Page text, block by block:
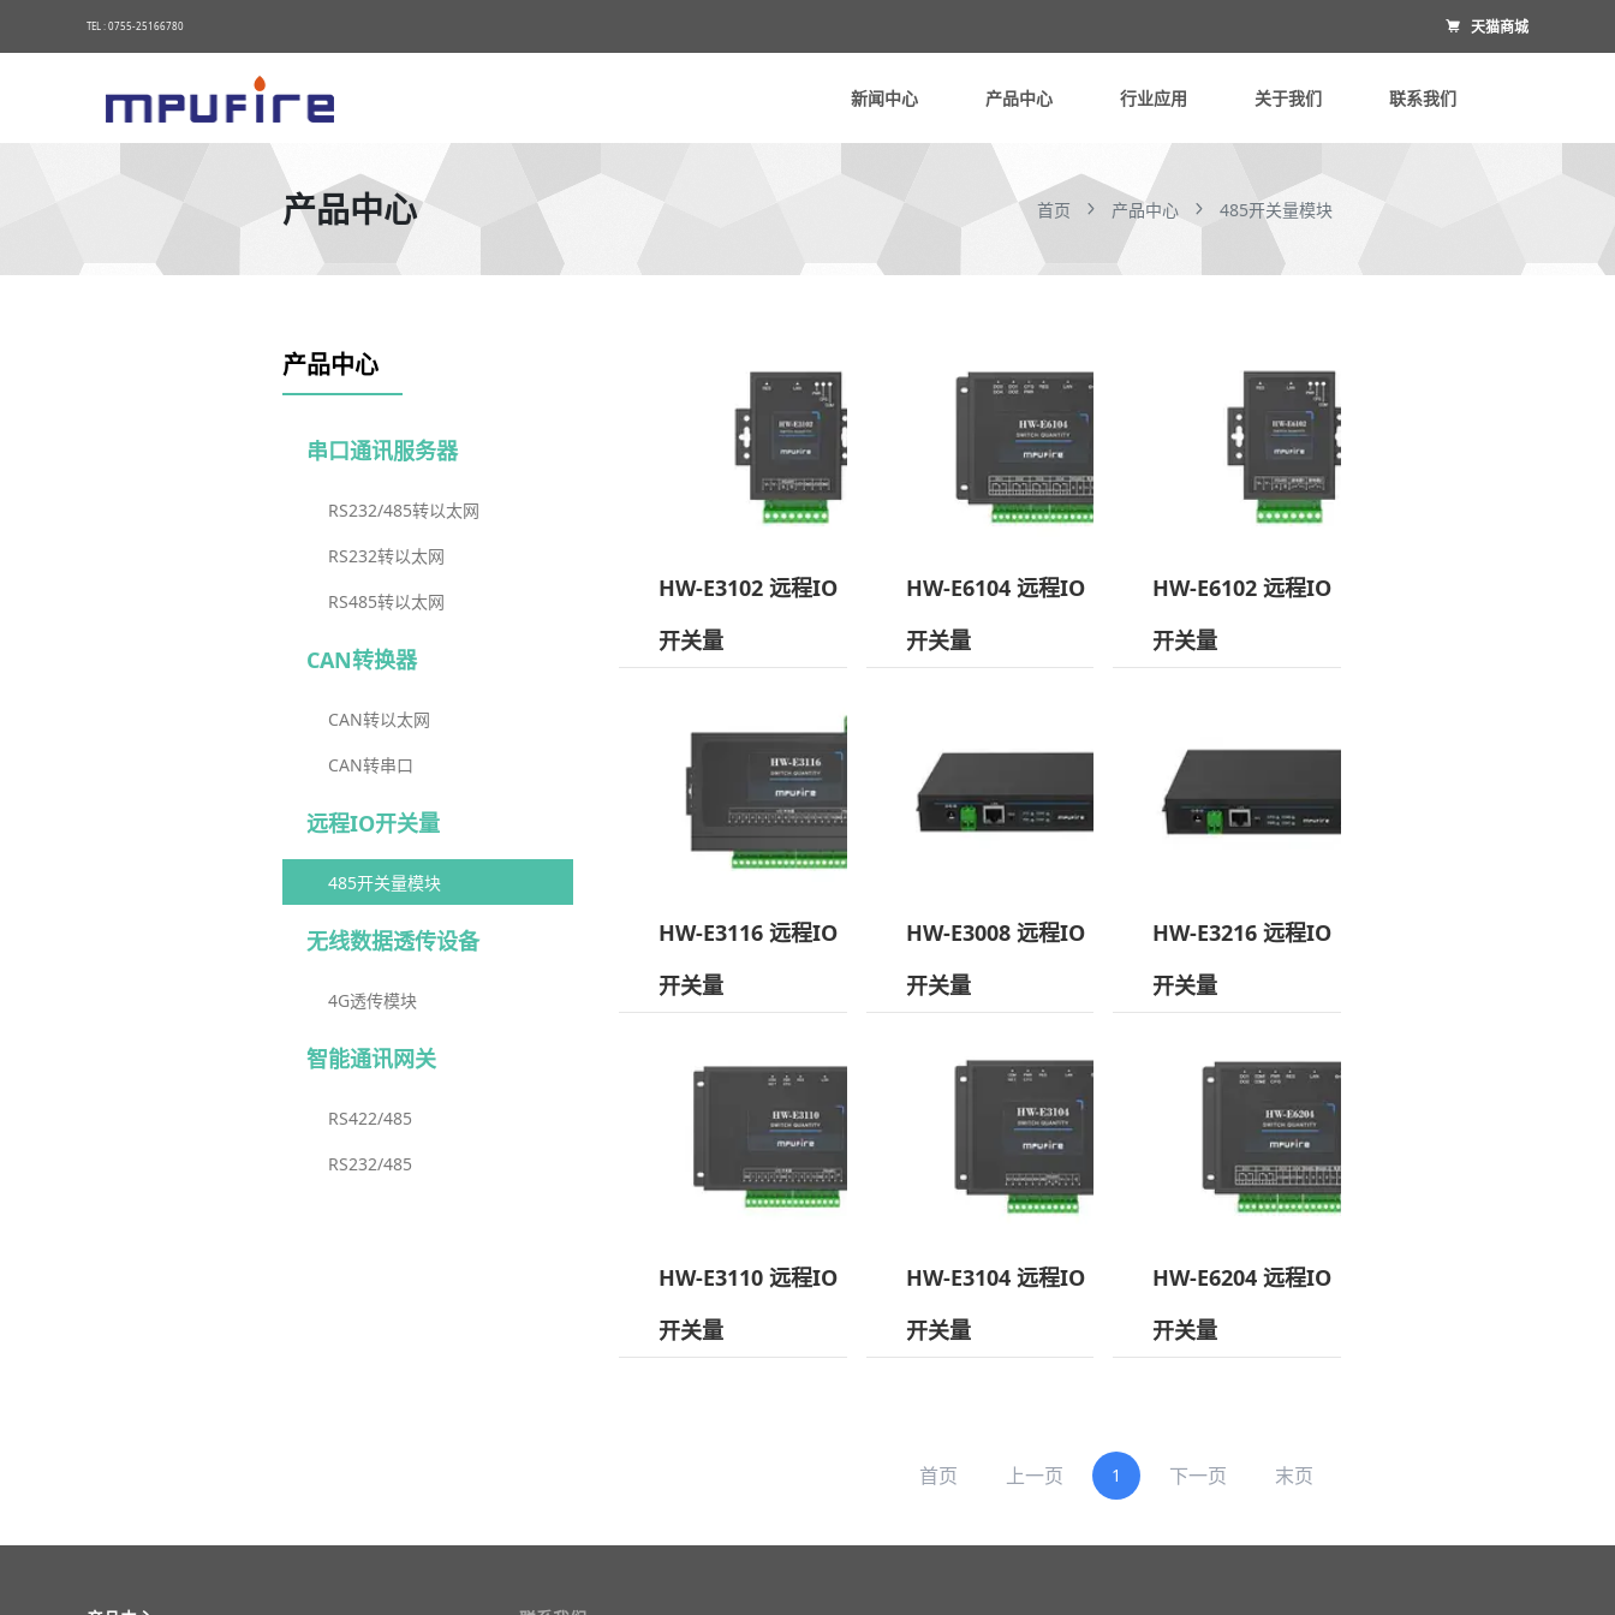
TEL : 0755-25166780  天猫商城
新闻中心 产品中心 行业应用 关于我们 联系我们
产品中心 首页 产品中心 485开关量模块
产品中心
串口通讯服务器
RS232/485转以太网
RS232转以太网
RS485转以太网
CAN转换器
CAN转以太网
CAN转串口
远程IO开关量
485开关量模块
无线数据透传设备
4G透传模块
智能通讯网关
RS422/485
RS232/485
HW-E3102 远程IO
开关量
HW-E6104 远程IO
开关量
HW-E6102 远程IO
开关量
HW-E3116 远程IO
开关量
HW-E3008 远程IO
开关量
HW-E3216 远程IO
开关量
HW-E3110 远程IO
开关量
HW-E3104 远程IO
开关量
HW-E6204 远程IO
开关量
首页 上一页 1 下一页 末页